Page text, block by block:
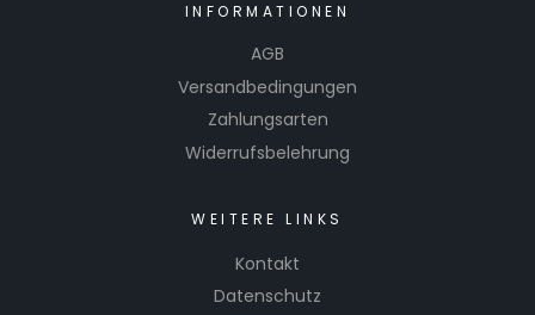
INFORMATIONEN
AGB
Versandbedingungen
Zahlungsarten
Widerrufsbelehrung
WEITERE LINKS
Kontakt
Datenschutz